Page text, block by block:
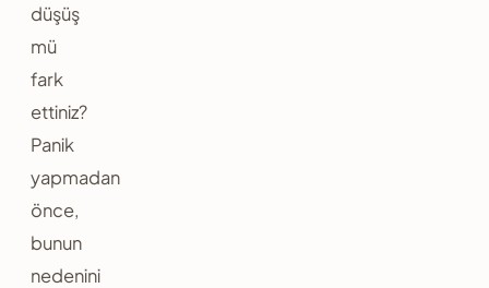
düşüş
mü
fark
ettiniz?
Panik
yapmadan
önce,
bunun
nedenini